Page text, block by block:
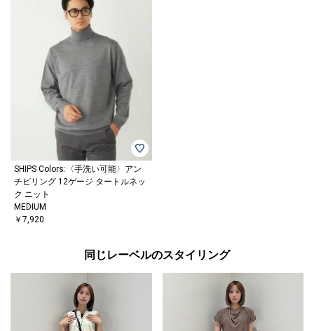
SHIPS Colors:〈手洗い可能〉アン
チピリング 12ゲージ タートルネッ
ク ニット
MEDIUM
￥7,920
同じレーベルのスタイリング